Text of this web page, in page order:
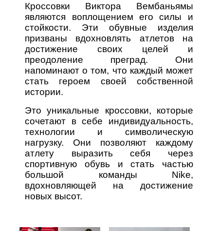
Кроссовки Виктора Вембаньямы
являются воплощением его силы и
стойкости. Эти обувные изделия
призваны вдохновлять атлетов на
достижение своих целей и
преодоление преград. Они
напоминают о том, что каждый может
стать героем своей собственной
истории.
Это уникальные кроссовки, которые
сочетают в себе индивидуальность,
технологии и символическую
нагрузку. Они позволяют каждому
атлету выразить себя через
спортивную обувь и стать частью
большой команды Nike,
вдохновляющей на достижение
новых высот.